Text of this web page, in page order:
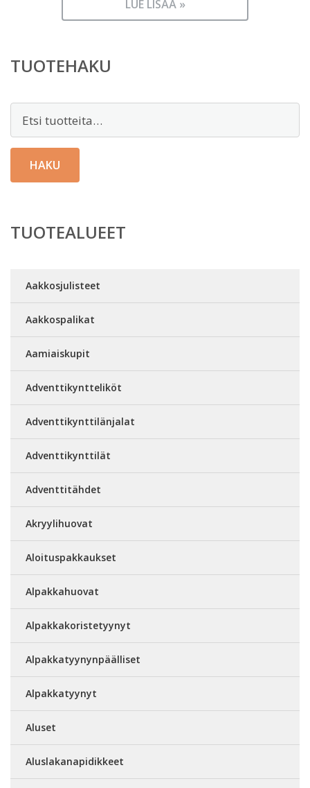
LUE LISÄÄ »
TUOTEHAKU
HAKU
TUOTEALUEET
Aakkosjulisteet
Aakkospalikat
Aamiaiskupit
Adventtikyntteliköt
Adventtikynttilänjalat
Adventtikynttilät
Adventtitähdet
Akryylihuovat
Aloituspakkaukset
Alpakkahuovat
Alpakkakoristetyynyt
Alpakkatyynynpäälliset
Alpakkatyynyt
Aluset
Aluslakanapidikkeet